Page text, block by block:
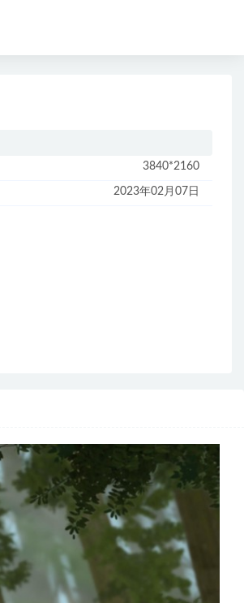
3840*2160
2023年02月07日